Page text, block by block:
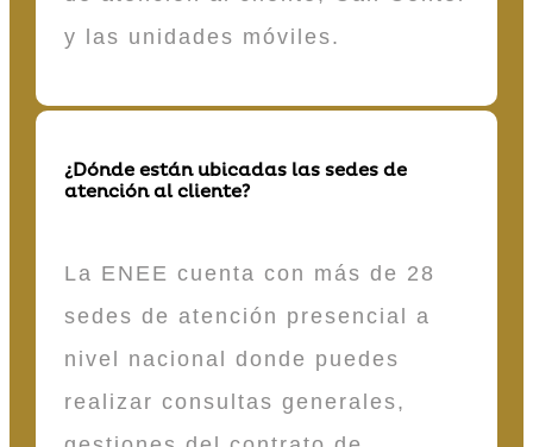
y las unidades móviles.
¿Dónde están ubicadas las sedes de
atención al cliente?
La ENEE cuenta con más de 28
sedes de atención presencial a
nivel nacional donde puedes
realizar consultas generales,